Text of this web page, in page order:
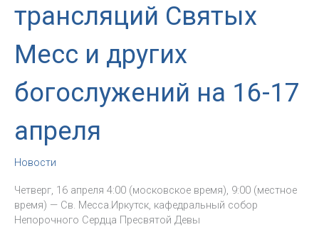
трансляций Святых
Месс и других
богослужений на 16-17
апреля
Новости
Четверг, 16 апреля 4:00 (московское время), 9:00 (местное
время) — Св. Месса.Иркутск, кафедральный собор
Непорочного Сердца Пресвятой Девы